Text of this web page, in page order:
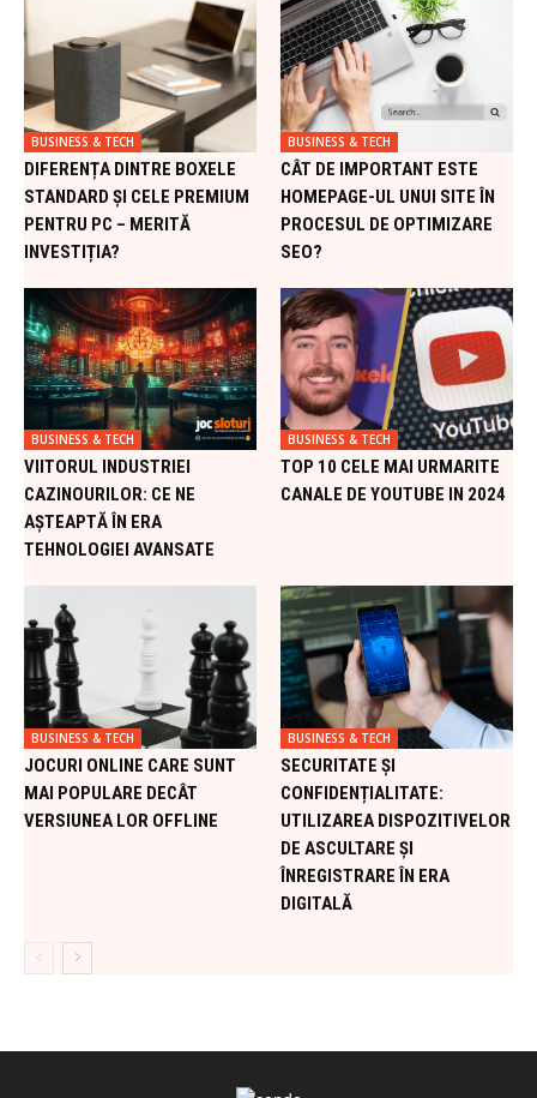
BUSINESS & TECH
DIFERENȚA DINTRE BOXELE
STANDARD ȘI CELE PREMIUM
PENTRU PC – MERITĂ
INVESTIȚIA?
BUSINESS & TECH
CÂT DE IMPORTANT ESTE
HOMEPAGE-UL UNUI SITE ÎN
PROCESUL DE OPTIMIZARE
SEO?
BUSINESS & TECH
VIITORUL INDUSTRIEI
CAZINOURILOR: CE NE
AȘTEAPTĂ ÎN ERA
TEHNOLOGIEI AVANSATE
BUSINESS & TECH
TOP 10 CELE MAI URMARITE
CANALE DE YOUTUBE IN 2024
BUSINESS & TECH
JOCURI ONLINE CARE SUNT
MAI POPULARE DECÂT
VERSIUNEA LOR OFFLINE
BUSINESS & TECH
SECURITATE ȘI
CONFIDENȚIALITATE:
UTILIZAREA DISPOZITIVELOR
DE ASCULTARE ȘI
ÎNREGISTRARE ÎN ERA
DIGITALĂ